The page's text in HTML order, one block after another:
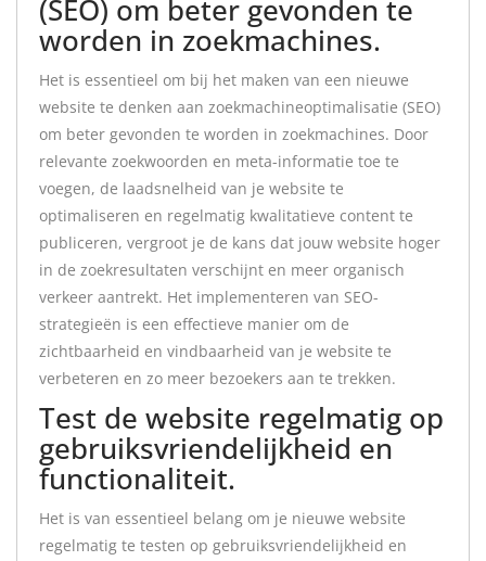
(SEO) om beter gevonden te
worden in zoekmachines.
Het is essentieel om bij het maken van een nieuwe
website te denken aan zoekmachineoptimalisatie (SEO)
om beter gevonden te worden in zoekmachines. Door
relevante zoekwoorden en meta-informatie toe te
voegen, de laadsnelheid van je website te
optimaliseren en regelmatig kwalitatieve content te
publiceren, vergroot je de kans dat jouw website hoger
in de zoekresultaten verschijnt en meer organisch
verkeer aantrekt. Het implementeren van SEO-
strategieën is een effectieve manier om de
zichtbaarheid en vindbaarheid van je website te
verbeteren en zo meer bezoekers aan te trekken.
Test de website regelmatig op
gebruiksvriendelijkheid en
functionaliteit.
Het is van essentieel belang om je nieuwe website
regelmatig te testen op gebruiksvriendelijkheid en